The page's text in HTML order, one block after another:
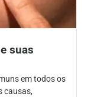
suas
em todos os
causas,